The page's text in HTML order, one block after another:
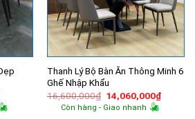
Thanh Lý Bộ Bàn Ăn Thông Minh 6
Ghế Nhập Khẩu
16,600,000₫ Giá
gốc
là:
14,060,000₫Giá
hiện
Còn hàng - Giao nhanh